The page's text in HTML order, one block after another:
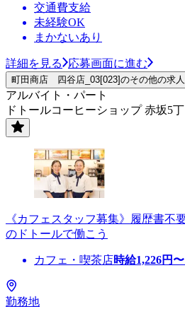
交通費支給
未経験OK
まかないあり
詳細を見る 応募画面に進む
町田商店 四谷店_03[023]のその他の求
アルバイト・パート
ドトールコーヒーショップ 赤坂5
《カフェスタッフ募集》履歴書
のドトールで働こう
カフェ・喫茶店時給1,226円〜
勤務地